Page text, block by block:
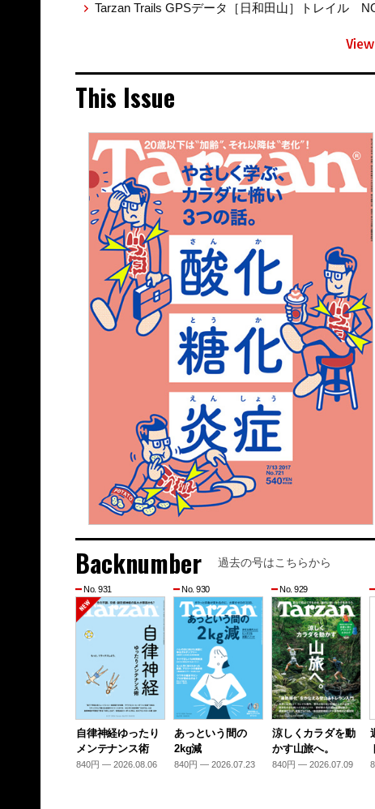
Tarzan Trails GPSデータ［日和田山］トレイル
This Issue
Backnumber 過去の号はこちらから
No. 931
自律神経ゆったり
メンテナンス術
840円 — 2026.08.06
No. 930
あっという間の
2kg減
840円 — 2026.07.23
No. 929
涼しくカラダを動
かす山旅へ。
840円 — 2026.07.09